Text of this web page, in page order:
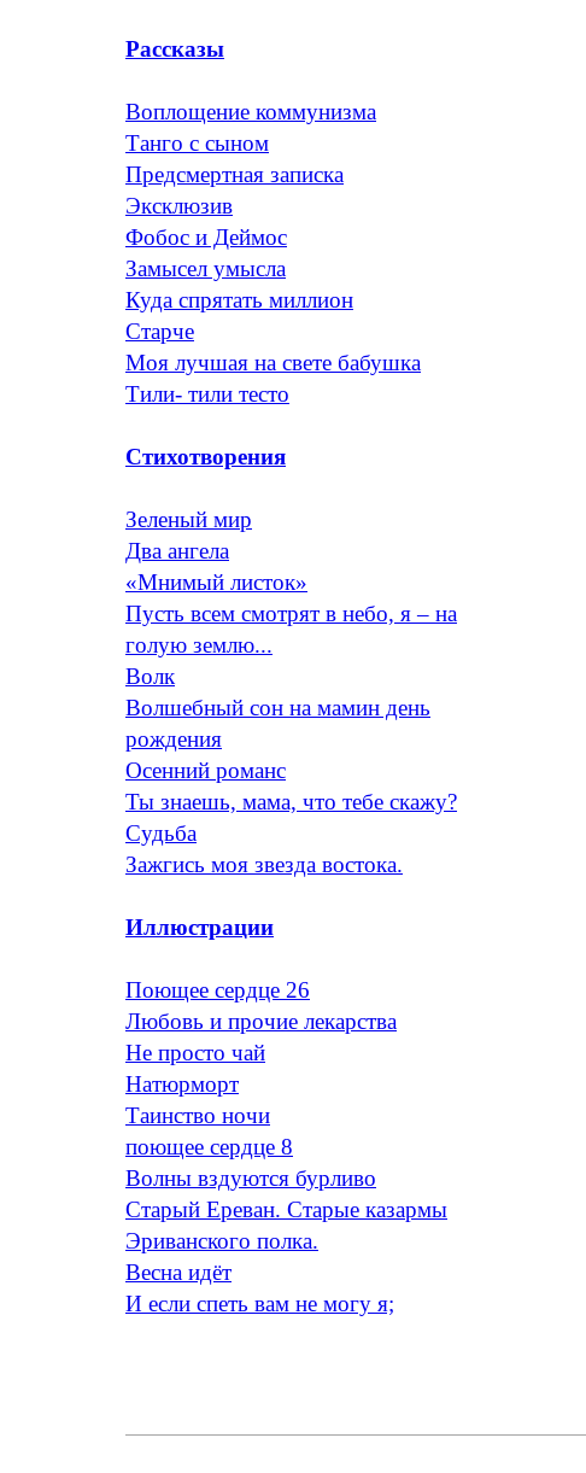
Рассказы
Воплощение коммунизма
Танго с сыном
Предсмертная записка
Эксклюзив
Фобос и Деймос
Замысел умысла
Куда спрятать миллион
Старче
Моя лучшая на свете бабушка
Тили- тили тесто
Стихотворения
Зеленый мир
Два ангела
«Мнимый листок»
Пусть всем смотрят в небо, я – на
голую землю...
Волк
Волшебный сон на мамин день
рождения
Осенний романс
Ты знаешь, мама, что тебе скажу?
Судьба
Зажгись моя звезда востока.
Иллюстрации
Поющее сердце 26
Любовь и прочие лекарства
Не просто чай
Натюрморт
Таинство ночи
поющее сердце 8
Волны вздуются бурливо
Старый Ереван. Старые казармы
Эриванского полка.
Весна идёт
И если спеть вам не могу я;